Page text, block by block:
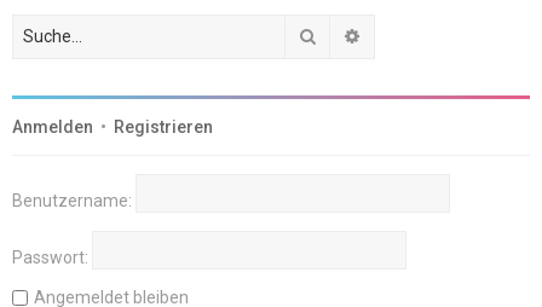
Suche
Anmelden • Registrieren
Benutzername:
Passwort:
Angemeldet bleiben